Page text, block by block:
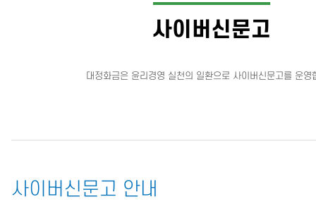
사이버신문고
대정화금은 윤리경영 실천의 일환으로 사이버신문고를 운영
사이버신문고 안내